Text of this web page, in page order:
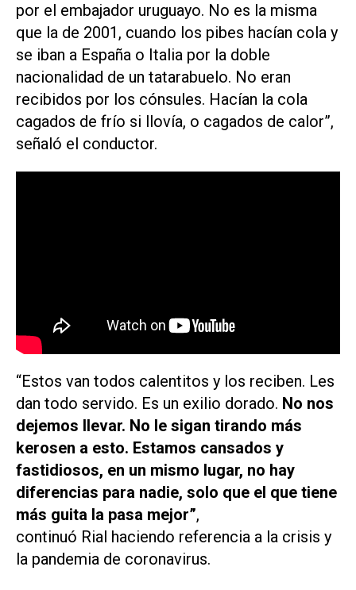
por el embajador uruguayo. No es la misma
que la de 2001, cuando los pibes hacían cola y
se iban a España o Italia por la doble
nacionalidad de un tatarabuelo. No eran
recibidos por los cónsules. Hacían la cola
cagados de frío si llovía, o cagados de calor”,
señaló el conductor.
“Estos van todos calentitos y los reciben. Les
dan todo servido. Es un exilio dorado. No nos
dejemos llevar. No le sigan tirando más
kerosen a esto. Estamos cansados y
fastidiosos, en un mismo lugar, no hay
diferencias para nadie, solo que el que tiene
más guita la pasa mejor”,
continuó Rial haciendo referencia a la crisis y
la pandemia de coronavirus.